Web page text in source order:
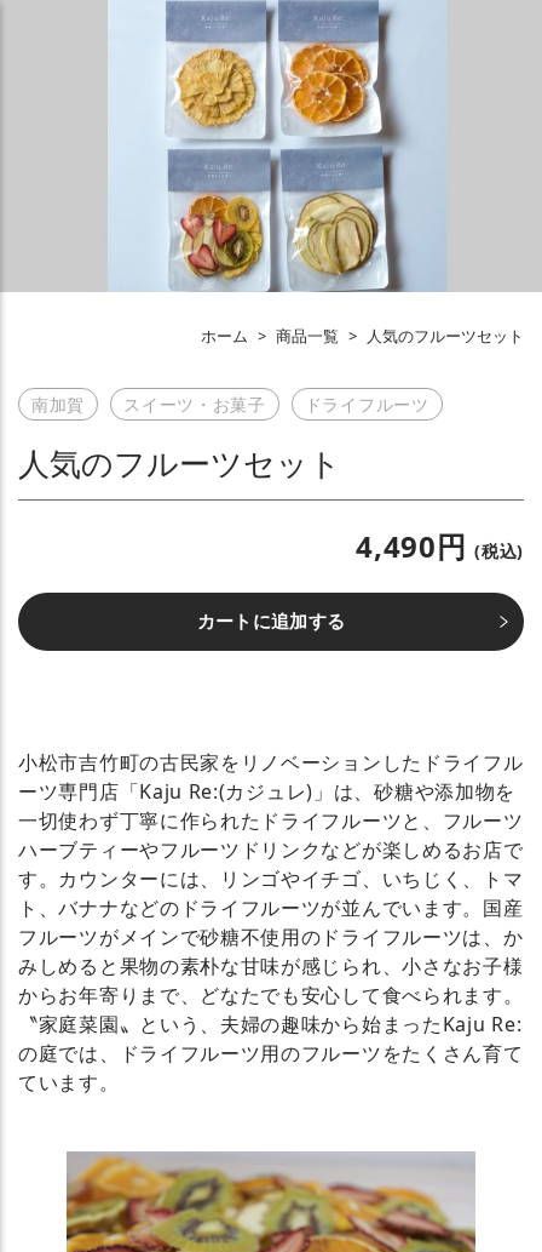
ホーム > 商品一覧 > 人気のフルーツセット
南加賀 スイーツ・お菓子 ドライフルーツ
人気のフルーツセット
4,490円(税込)
カートに追加する
小松市吉竹町の古民家をリノベーションしたドライフル
ーツ専門店「Kaju Re:(カジュレ)」は、砂糖や添加物を
一切使わず丁寧に作られたドライフルーツと、フルーツ
ハーブティーやフルーツドリンクなどが楽しめるお店で
す。カウンターには、リンゴやイチゴ、いちじく、トマ
ト、バナナなどのドライフルーツが並んでいます。国産
フルーツがメインで砂糖不使用のドライフルーツは、か
みしめると果物の素朴な甘味が感じられ、小さなお子様
からお年寄りまで、どなたでも安心して食べられます。
〝家庭菜園〟という、夫婦の趣味から始まったKaju Re:
の庭では、ドライフルーツ用のフルーツをたくさん育て
ています。